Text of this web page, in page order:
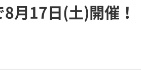
月17日(土)開催！